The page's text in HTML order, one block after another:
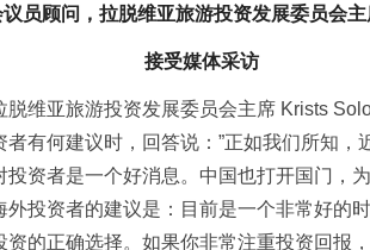
议员顾问，拉脱维亚旅游投资发展委员会
接受媒体采访
维亚旅游投资发展委员会主席 Krists
有何建议时，回答说：”正如我们所知，
资者是一个好消息。中国也打开国门，
投资者的建议是：目前是一个非常好的
的正确选择。如果你非常注重投资回报